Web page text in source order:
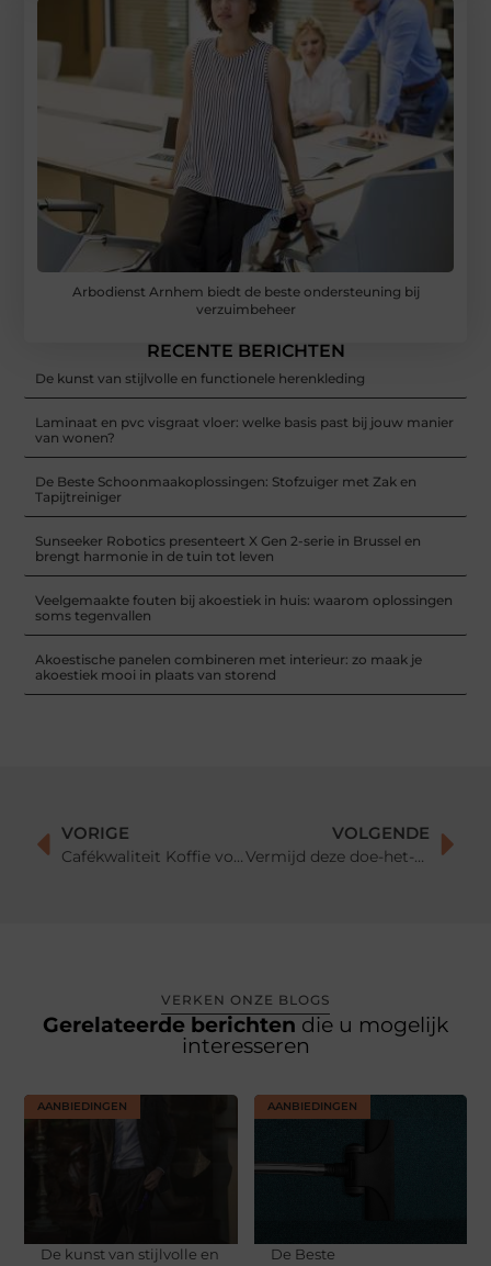
Arbodienst Arnhem biedt de beste ondersteuning bij
verzuimbeheer
RECENTE BERICHTEN
De kunst van stijlvolle en functionele herenkleding
Laminaat en pvc visgraat vloer: welke basis past bij jouw manier
van wonen?
De Beste Schoonmaakoplossingen: Stofzuiger met Zak en
Tapijtreiniger
Sunseeker Robotics presenteert X Gen 2-serie in Brussel en
brengt harmonie in de tuin tot leven
Veelgemaakte fouten bij akoestiek in huis: waarom oplossingen
soms tegenvallen
Akoestische panelen combineren met interieur: zo maak je
akoestiek mooi in plaats van storend
VORIGE
Cafékwaliteit Koffie voor Jou en je Familie
VOLGENDE
Vermijd deze doe-het-zelf fouten bij uw loodgieterswerk
VERKEN ONZE BLOGS
Gerelateerde berichten die u mogelijk
interesseren
AANBIEDINGEN
De kunst van stijlvolle en
AANBIEDINGEN
De Beste